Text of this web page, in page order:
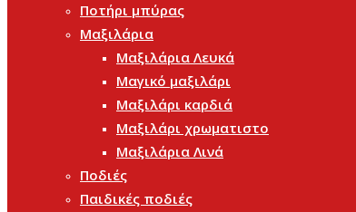
Ποτήρι μπύρας
Μαξιλάρια
Μαξιλάρια Λευκά
Μαγικό μαξιλάρι
Μαξιλάρι καρδιά
Μαξιλάρι χρωματιστο
Μαξιλάρια Λινά
Ποδιές
Παιδικές ποδιές